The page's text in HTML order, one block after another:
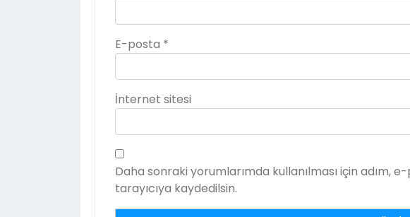
E-posta *
İnternet sitesi
Daha sonraki yorumlarımda kullanılması için adım,
tarayıcıya kaydedilsin.